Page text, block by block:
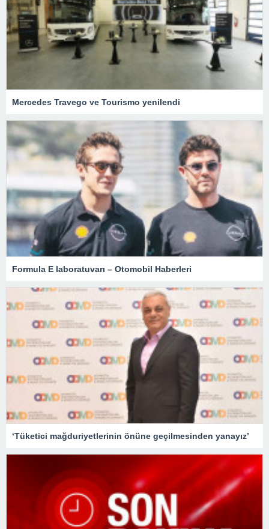
Mercedes Travego ve Tourismo yenilendi
Formula E laboratuvarı – Otomobil Haberleri
‘Tüketici mağduriyetlerinin önüne geçilmesinden yanayız’